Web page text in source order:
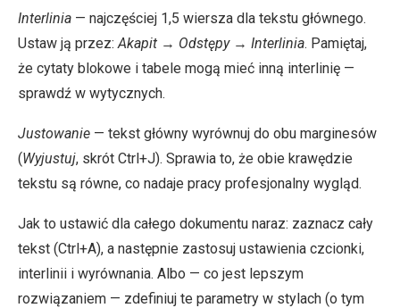
Interlinia — najczęściej 1,5 wiersza dla tekstu głównego.
Ustaw ją przez: Akapit → Odstępy→ Interlinia. Pamiętaj,
że cytaty blokowe i tabele mogą mieć inną interlinię —
sprawdź w wytycznych.
Justowanie — tekst główny wyrównuj do obu marginesów
(Wyjustuj, skrót Ctrl+J). Sprawia to, że obie krawędzie
tekstu są równe, co nadaje pracy profesjonalny wygląd.
Jak to ustawić dla całego dokumentu naraz: zaznacz cały
tekst (Ctrl+A), a następnie zastosuj ustawienia czcionki,
interlinii i wyrównania. Albo — co jest lepszym
rozwiązaniem — zdefiniuj te parametry w stylach (o tym